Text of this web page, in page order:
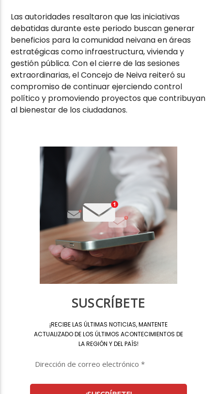
Las autoridades resaltaron que las iniciativas
debatidas durante este periodo buscan generar
beneficios para la comunidad neivana en áreas
estratégicas como infraestructura, vivienda y
gestión pública. Con el cierre de las sesiones
extraordinarias, el Concejo de Neiva reiteró su
compromiso de continuar ejerciendo control
político y promoviendo proyectos que contribuyan
al bienestar de los ciudadanos.
SUSCRÍBETE
¡RECIBE LAS ÚLTIMAS NOTICIAS, MANTENTE
ACTUALIZADO DE LOS ÚLTIMOS ACONTECIMIENTOS DE
LA REGIÓN Y DEL PAÍS!